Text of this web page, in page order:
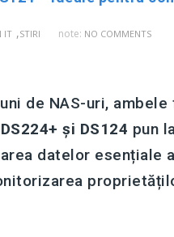
IT ,STIRI note: NO COMMENTS
de NAS-uri,
și DS124 pun
datelor esențiale